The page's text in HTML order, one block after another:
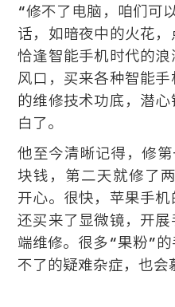
“修不了电脑，咱们可
话，如暗夜中的火花，
恰逢智能手机时代的
风口，买来各种智能
的维修技术功底，潜
白了。
他至今清晰记得，修
块钱，第二天就修了
开心。很快，苹果手
还买来了显微镜，开
端维修。很多“果粉”
不了的疑难杂症，也会